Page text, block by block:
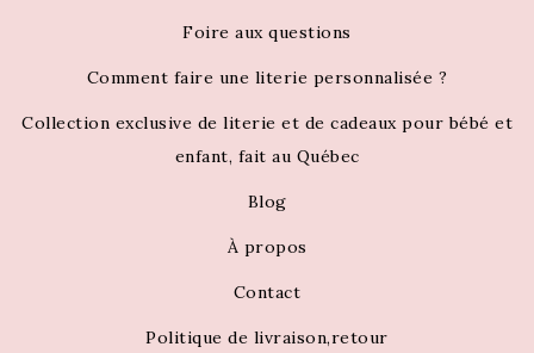
Foire aux questions
Comment faire une literie personnalisée ?
Collection exclusive de literie et de cadeaux pour bébé et
enfant, fait au Québec
Blog
À propos
Contact
Politique de livraison,retour